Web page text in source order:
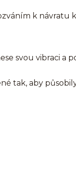
k návratu k
svou vibraci a
tak, aby